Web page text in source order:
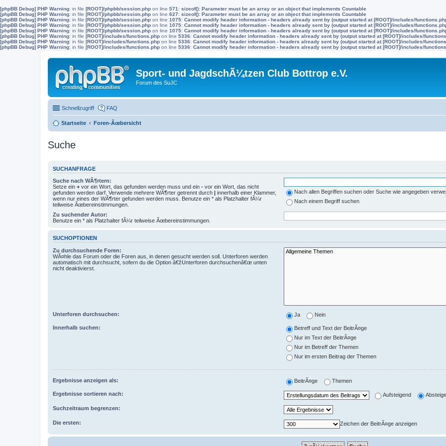
[phpBB Debug] PHP Warning: in file [ROOT]/phpbb/session.php on line 571 : sizeof(): Parameter must be an array or an object that implements Countable
[phpBB Debug] PHP Warning: in file [ROOT]/phpbb/session.php on line 627: sizeof(): Parameter must be an array or an object that implements Countable
[phpBB Debug] PHP Warning: in file [ROOT]/phpbb/session.php on line 1075: Cannot modify header information - headers already sent by (output started at [ROOT]/includes/
[phpBB Debug] PHP Warning: in file [ROOT]/phpbb/session.php on line 1075: Cannot modify header information - headers already sent by (output started at [ROOT]/includes/
[phpBB Debug] PHP Warning: in file [ROOT]/phpbb/session.php on line 1075: Cannot modify header information - headers already sent by (output started at [ROOT]/includes/
[phpBB Debug] PHP Warning: in file [ROOT]/includes/functions.php on line 5336: Cannot modify header information - headers already sent by (output started at [ROOT]/includes/
[phpBB Debug] PHP Warning: in file [ROOT]/includes/functions.php on line 5336: Cannot modify header information - headers already sent by (output started at [ROOT]/includes/
[phpBB Debug] PHP Warning: in file [ROOT]/includes/functions.php on line 5336: Cannot modify header information - headers already sent by (output started at [ROOT]/includes/
Sport- und JagdschÃ¼tzen Club Bottrop e.V.
Forum des SuJC
Schnellzugriff FAQ
Startseite Foren-Ãœbersicht
Suche
SUCHANFRAGE
Suche nach WÃ¶rtern:
Setze ein + vor ein Wort, das gefunden werden muss und ein - vor ein Wort, das nicht
gefunden werden darf. Verwende mehrere WÃ¶rter getrennt durch | innerhalb einer Klammer,
wenn nur eines der WÃ¶rter gefunden werden muss. Benutze ein * als Platzhalter fÃ¼r
teilweise Ãœbereinstimmungen.
Nach allen Begriffen suchen oder Suche wie angegeben
Nach einem Begriff suchen
Zu suchender Autor:
Benutze ein * als Platzhalter fÃ¼r teilweise Ãœbereinstimmungen.
SUCHOPTIONEN
Zu durchsuchende Foren:
WÃ¤hle das Forum oder die Foren aus, in denen gesucht werden soll. Unterforen werden
automatisch mit durchsucht, sofern du die Option â€žUnterforen durchsuchenâ€œ unten
nicht deaktivierst.
Unterforen durchsuchen: Ja Nein
Innerhalb suchen:
Betreff und Text der BeitrÃ¤ge
Nur im Text der BeitrÃ¤ge
Nur im Betreff der Themen
Nur im ersten Beitrag der Themen
Ergebnisse anzeigen als: BeitrÃ¤ge Themen
Ergebnisse sortieren nach: Aufsteigend
Suchzeitraum begrenzen:
Die ersten: Zeichen der BeitrÃ¤ge anzeigen